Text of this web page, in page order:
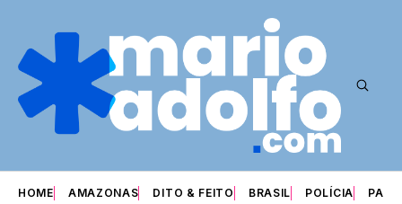
HOME AMAZONAS DITO & FEITO BRASIL POLÍCIA